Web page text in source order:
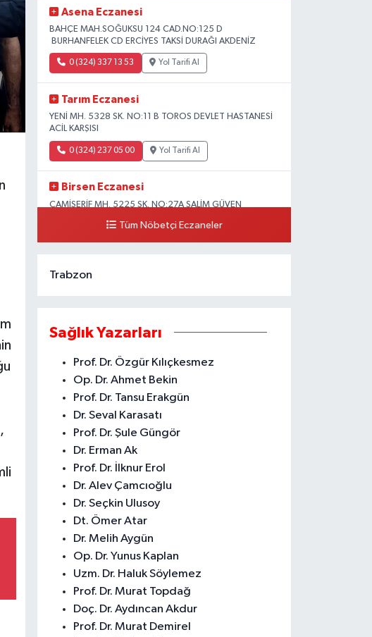
Asena Eczanesi
BAHÇE MAH.SOĞUKSU 124 CAD.NO:125 D
BURHANFELEK CD ERCİYES TAKSİ DURAĞI AKDENİZ
0 (324) 337 13 53 Yol Tarifi Al
Tarım Eczanesi
YENİ MH. 5328 SK. NO:11 B TOROS DEVLET HASTANESİ
ACİL KARŞISI
0 (324) 237 05 00 Yol Tarifi Al
Birsen Eczanesi
CAMİŞERİF MH. 5225 SK. NO:27A SALİM GÜVEN
Tüm Nöbetçi Eczaneler
Trabzon
Sağlık Yazarları
Prof. Dr. Özgür Kılıçkesmez
Op. Dr. Ahmet Bekin
Prof. Dr. Tansu Erakgün
Dr. Seval Karasatı
Prof. Dr. Şule Güngör
Dr. Erman Ak
Prof. Dr. İlknur Erol
Dr. Alev Çamcıoğlu
Dr. Seçkin Ulusoy
Dt. Ömer Atar
Dr. Melih Aygün
Op. Dr. Yunus Kaplan
Uzm. Dr. Haluk Söylemez
Prof. Dr. Murat Topdağ
Doç. Dr. Aydıncan Akdur
Prof. Dr. Murat Demirel